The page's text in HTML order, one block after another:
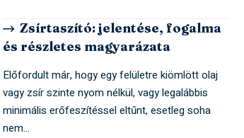
Zsírtaszító: jelentése, fogalma
és részletes magyarázata
Előfordult már, hogy egy felületre kiömlött olaj
vagy zsír szinte nyom nélkül, vagy legalábbis
minimális erőfeszítéssel eltűnt, esetleg soha
nem…